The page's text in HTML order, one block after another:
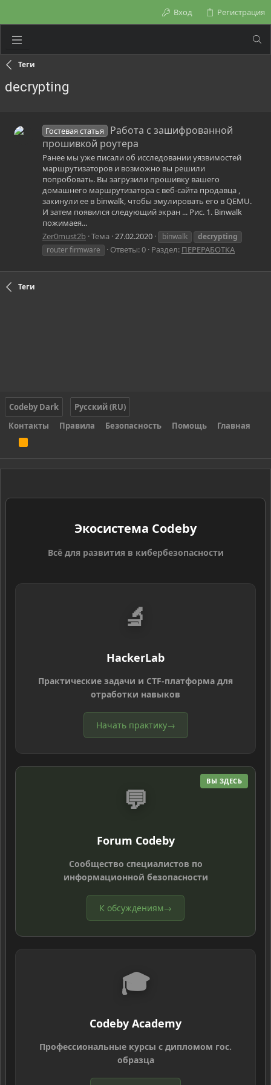
Вход Регистрация
Теги
decrypting
Гостевая статья
Работа с зашифрованной
прошивкой роутера
Ранее мы уже писали об исследовании уязвимостей
маршрутизаторов и возможно вы решили
попробовать. Вы загрузили прошивку вашего
домашнего маршрутизатора с веб-сайта продавца ,
закинули ее в binwalk, чтобы эмулировать его в QEMU.
И затем появился следующий экран ... Рис. 1. Binwalk
пожимаея...
Zer0must2b Тема 27.02.2020 binwalk
decrypting
router firmware
Ответы: 0 Раздел: ПЕРЕРАБОТКА
Теги
Codeby Dark
Русский (RU)
Контакты
Правила Безопасность Помощь Главная
S
Экосистема Codeby
Всё для развития в кибербезопасности
🔬
HackerLab
Практические задачи и CTF-платформа для
отработки навыков
Начать практику→
ВЫ ЗДЕСЬ
💬
Forum Codeby
Сообщество специалистов по
информационной безопасности
К обсуждениям→
🎓
Codeby Academy
Профессиональные курсы с дипломом гос.
образца